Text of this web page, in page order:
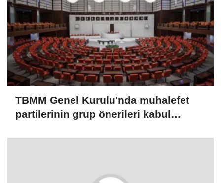
TBMM Genel Kurulu'nda muhalefet
partilerinin grup önerileri kabul